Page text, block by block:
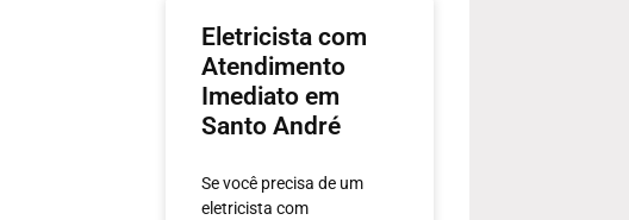
Eletricista com
Atendimento
Imediato em
Santo André
Se você precisa de um
eletricista com